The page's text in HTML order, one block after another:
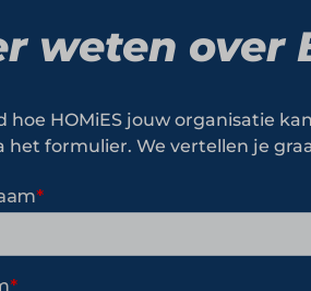
weten over
hoe HOMiES jouw organisatie
het formulier. We vertellen je